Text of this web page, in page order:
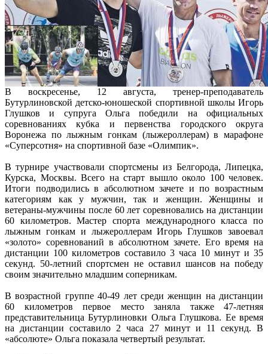
В воскресенье, 12 августа, тренер-преподаватель
Бутурлиновской детско-юношеской спортивной школы Игорь
Глушков и супруга Ольга победили на официальных
соревнованиях кубка и первенства городского округа
Воронежа по лыжным гонкам (лыжероллерам) в марафоне
«Суперсотня» на спортивной базе «Олимпик».
В турнире участвовали спортсмены из Белгорода, Липецка,
Курска, Москвы. Всего на старт вышло около 100 человек.
Итоги подводились в абсолютном зачете и по возрастным
категориям как у мужчин, так и женщин. Женщины и
ветераны-мужчины после 60 лет соревновались на дистанции
60 километров. Мастер спорта международного класса по
лыжным гонкам и лыжероллерам Игорь Глушков завоевал
«золото» соревнований в абсолютном зачете. Его время на
дистанции 100 километров составило 3 часа 10 минут и 35
секунд. 50-летний спортсмен не оставил шансов на победу
своим значительно младшим соперникам.
В возрастной группе 40-49 лет среди женщин на дистанции
60 километров первое место заняла также 47-летняя
представительница Бутурлиновки Ольга Глушкова. Ее время
на дистанции составило 2 часа 27 минут и 11 секунд. В
«абсолюте» Ольга показала четвертый результат.